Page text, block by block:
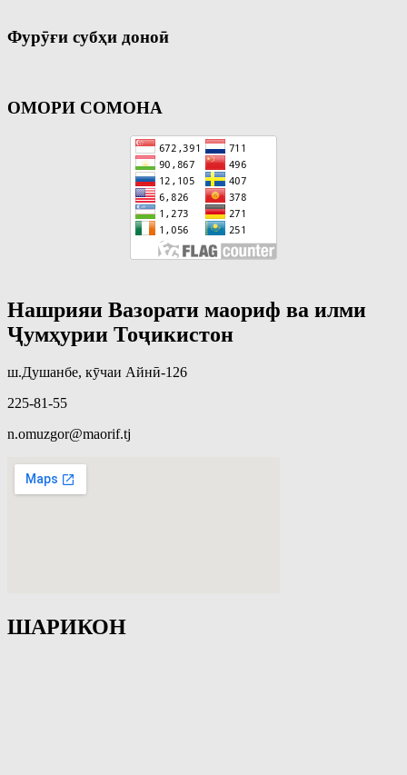
Фурӯғи субҳи доноӣ
ОМОРИ СОМОНА
Нашрияи Вазорати маориф ва илми
Ҷумҳурии Тоҷикистон
ш.Душанбе, кӯчаи Айнӣ-126
225-81-55
n.omuzgor@maorif.tj
ШАРИКОН